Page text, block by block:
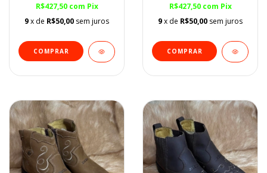
R$427,50 com Pix
9x de R$50,00 sem juros
COMPRAR
R$427,50 com Pix
9x de R$50,00 sem juros
COMPRAR